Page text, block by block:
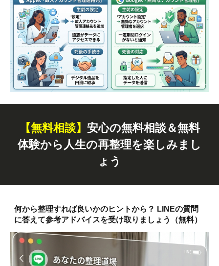
【無料相談】 安心の無料相談＆無料
体験から人生の再整理を楽しみまし
ょう
何から整理すれば良いかのヒントから？ LINEの質問
に答えて参考アドバイスを受け取りましょう（無料）